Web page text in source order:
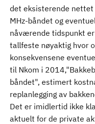
det eksisterende
MHz-båndet og
nåværende tidspunkt
tallfeste nøyaktig hvor
konsekvensene
til Nkom i
båndet", estimert
replanlegging av
Det er imidlertid ikke
aktuelt for de private